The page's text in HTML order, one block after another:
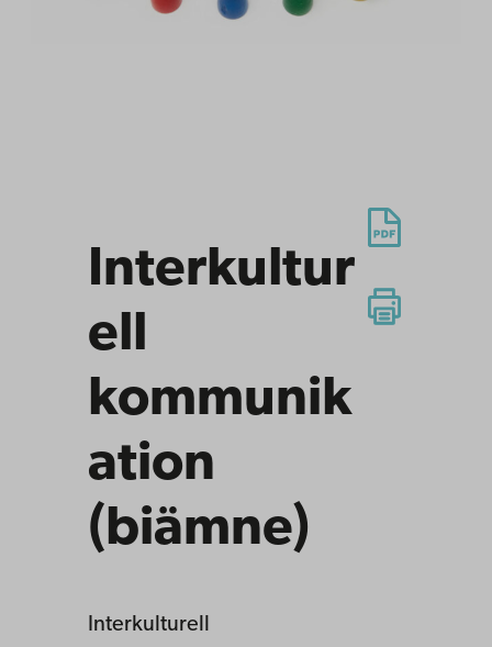
Interkultur
ell
kommunik
ation
(biämne)
Interkulturell